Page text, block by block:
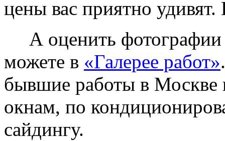
цены вас приятно
А оценить фотографии
можете в «Галерее работ»
бывшие работы в Москве
окнам, по
сайдингу.